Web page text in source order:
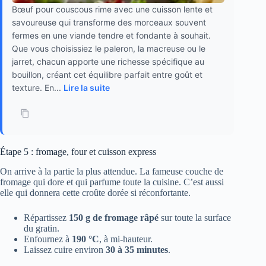
Bœuf pour couscous rime avec une cuisson lente et
savoureuse qui transforme des morceaux souvent
fermes en une viande tendre et fondante à souhait.
Que vous choisissiez le paleron, la macreuse ou le
jarret, chacun apporte une richesse spécifique au
bouillon, créant cet équilibre parfait entre goût et
texture. En... Lire la suite
Étape 5 : fromage, four et cuisson express
On arrive à la partie la plus attendue. La fameuse couche de
fromage qui dore et qui parfume toute la cuisine. C’est aussi
elle qui donnera cette croûte dorée si réconfortante.
Répartissez 150 g de fromage râpé sur toute la surface
du gratin.
Enfournez à 190 °C, à mi-hauteur.
Laissez cuire environ 30 à 35 minutes.